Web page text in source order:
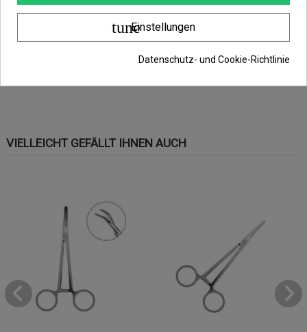
VIELLEICHT GEFÄLLT IHNEN AUCH
tuneEinstellungen
Datenschutz- und Cookie-Richtlinie